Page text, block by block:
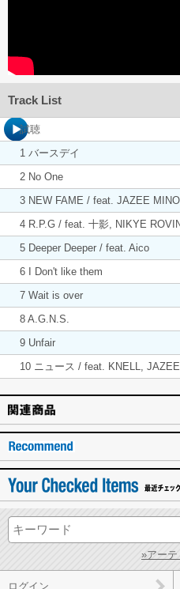
Track List
試聴
1 バースデイ
2 No One
3 NEW FAME / feat. JAZEE
4 R.P.G / feat. 十影, NIKYE
5 Deeper Deeper / feat. Aico
6 I Don't like them
7 Wait is over
8 A.G.N.S.
9 Unfair
10 ニュース / feat. KNELL,
»アー
ログイン